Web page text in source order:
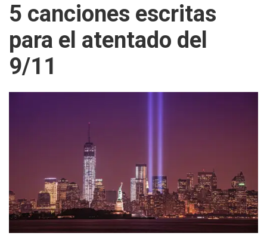
5 canciones escritas
para el atentado del
9/11